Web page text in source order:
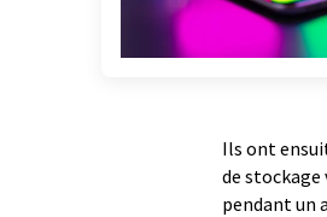
Ils ont
de stockage
pendant un